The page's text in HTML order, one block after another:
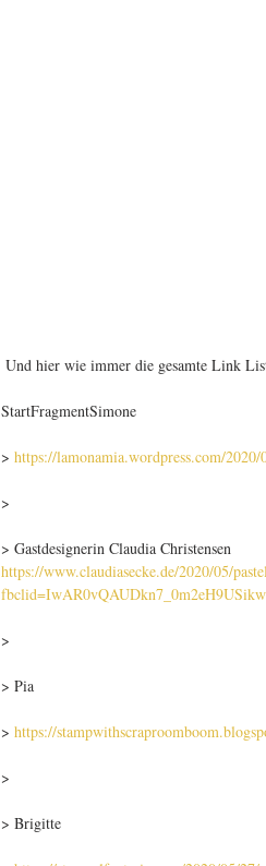
Und hier wie immer die gesamte Link
StartFragmentSimone
> https://lamonamia.wordpress.com/
>
> Gastdesignerin Claudia Christensen
https://www.claudiasecke.de/2020/05/
>
> Pia
> https://
>
> Brigitte